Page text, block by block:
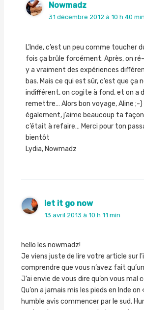
Nowmadz
31 décembre 2012 à 10 h 40 min
L’Inde, c’est un peu comme toucher
fois ça brûle forcément. Après, on ré-
y a vraiment des expériences
bas. Mais ce qui est sûr, c’est que ça
indifférent, on cogite à fond, et on a
remettre… Alors bon voyage, Aline ;-)
également, j’aime beaucoup ta
c’était à refaire… Merci pour ton
bientôt
Lydia, Nowmadz
let it go now
13 avril 2013 à 10 h 11 min
hello les nowmadz!
Je viens juste de lire votre article sur
comprendre que vous n’avez fait
J’ai envie de vous dire qu’on vous mal
Qu’on a jamais mis les pieds en Inde
humble avis commencer par le sud.